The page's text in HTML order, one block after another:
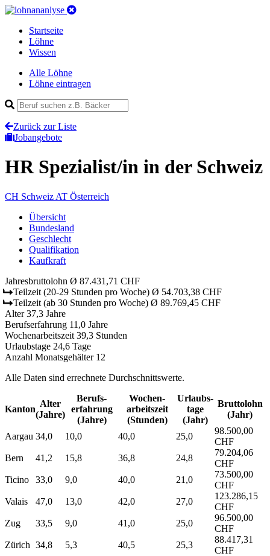
Startseite
Löhne
Wissen
Alle Löhne
Löhne eintragen
Zurück zur Liste
Jobangebote
HR Spezialist/in in der Schweiz
CH Schweiz AT Österreich
Übersicht
Bundesland
Geschlecht
Qualifikation
Kaufkraft
Jahresbruttolohn Ø 87.431,71 CHF
Teilzeit (20-29 Stunden pro Woche) Ø 54.703,38 CHF
Teilzeit (ab 30 Stunden pro Woche) Ø 89.769,45 CHF
Alter 37,3 Jahre
Berufserfahrung 11,0 Jahre
Wochenarbeitszeit 39,3 Stunden
Urlaubstage 24,6 Tage
Anzahl Monatsgehälter 12
Alle Daten sind errechnete Durchschnittswerte.
Kanton
Alter
(Jahre)
Berufs­
erfahrung
(Jahre)
Wochen­
arbeitszeit
(Stunden)
Urlaubs­
tage
(Jahr)
Bruttolohn
(Jahr)
Aargau 34,0 10,0 40,0 25,0
98.500,00
CHF
Bern
41,2 15,8 36,8 24,8
79.204,06
CHF
Ticino
33,0 9,0 40,0 21,0
73.500,00
CHF
Valais
47,0 13,0 42,0 27,0
123.286,15
CHF
Zug
33,5 9,0 41,0 25,0
96.500,00
CHF
Zürich 34,8 5,3 40,5 25,3
88.417,31
CHF